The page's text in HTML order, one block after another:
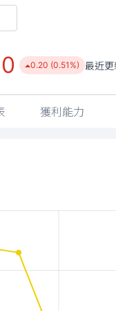
0.20 (0.51%) 最近更
獲利能力